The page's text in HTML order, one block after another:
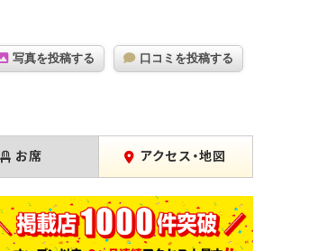
写真を投稿する 口コミを投稿する
お席 アクセス・地図